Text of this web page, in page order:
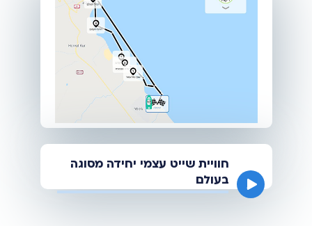
חוויית שייט עצמי יחידה מסוגה
בעולם